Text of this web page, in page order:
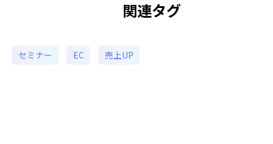
関連タグ
セミナー EC 売上UP